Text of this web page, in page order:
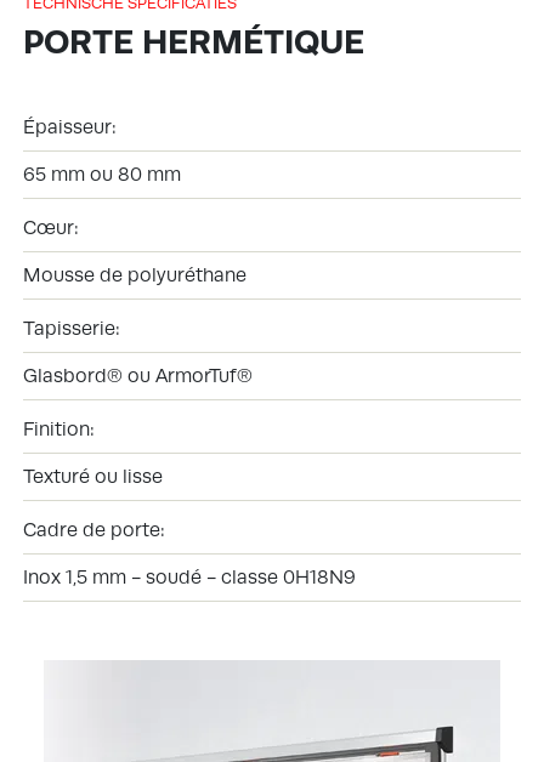
PORTE HERMÉTIQUE
Épaisseur:
65 mm ou 80 mm
Cœur:
Mousse de polyuréthane
Tapisserie:
Glasbord® ou ArmorTuf®
Finition:
Texturé ou lisse
Cadre de porte:
Inox 1,5 mm - soudé - classe 0H18N9